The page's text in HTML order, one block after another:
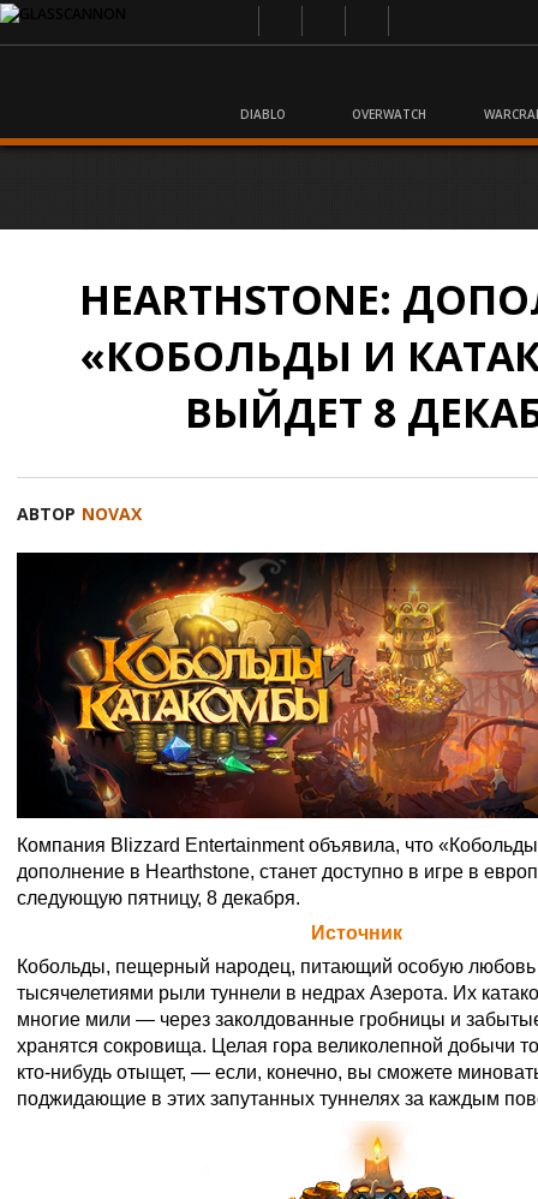
DIABLO OVERWATCH
HEARTHSTONE:
«КОБОЛЬДЫ И
ВЫЙДЕТ 8
АВТОР NOVAX
Компания Blizzard Entertainment объявила, что
дополнение в Hearthstone, станет доступно в игре в
следующую пятницу, 8 декабря.
Источник
Кобольды, пещерный народец, питающий особую любовь
тысячелетиями рыли туннели в недрах Азерота. Их
многие мили — через заколдованные гробницы и
хранятся сокровища. Целая гора великолепной добычи
кто-нибудь отыщет, — если, конечно, вы сможете
поджидающие в этих запутанных туннелях за каждым